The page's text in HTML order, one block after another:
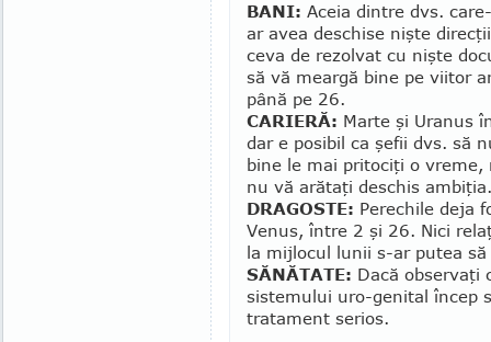
BANI: Aceia dintre dvs.
ar avea deschise nişte
ceva de rezolvat cu nişte
să vă meargă bine pe viitor
până pe 26.
CARIERĂ: Marte şi Uranus
dar e posibil ca şefii dvs. să
bine le mai pritociţi o vreme,
nu vă arătaţi deschis ambiţia.
DRAGOSTE: Perechile deja
Ve­nus, între 2 şi 26. Nici
la mijlocul lunii s-ar putea
SĂNĂTATE: Dacă observaţi
sistemului uro-genital încep
tratament serios.